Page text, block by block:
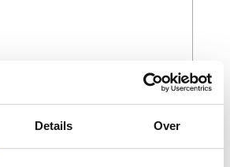
Details Over